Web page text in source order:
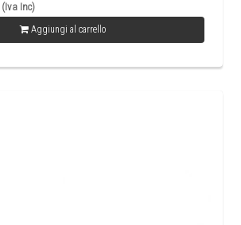
(Iva Inc)
Aggiungi al carrello